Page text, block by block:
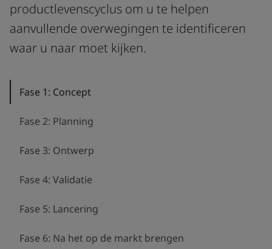
productlevenscyclus om u te helpen
aanvullende overwegingen te identificeren
waar u naar moet kijken.
Fase 1: Concept
Fase 2: Planning
Fase 3: Ontwerp
Fase 4: Validatie
Fase 5: Lancering
Fase 6: Na het op de markt brengen